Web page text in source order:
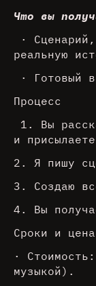
Что вы
·
реальную
· Готовый
Процесс
1. Вы
и
2. Я пишу
3. Создаю
4. Вы
Сроки и
·
музыкой).